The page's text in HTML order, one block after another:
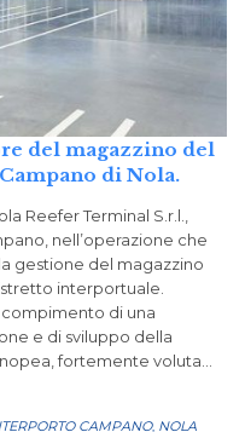
del magazzino del
di Nola.
Reefer Terminal S.r.l.,
nell’operazione che
gestione del magazzino
interportuale.
compimento di una
e di sviluppo della
fortemente voluta…
CAMPANO, NOLA